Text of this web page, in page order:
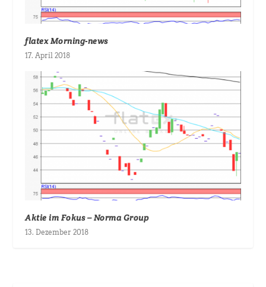
flatex Morning-news
17. April 2018
Aktie im Fokus – Norma Group
13. Dezember 2018